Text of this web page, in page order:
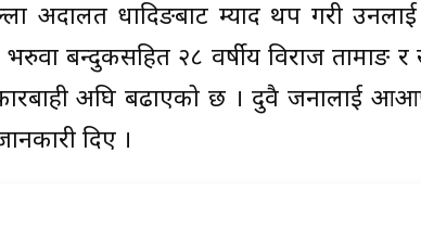
अदालत धादिङबाट म्याद थप गरी उनलाई
बन्दुकसहित २८ वर्षीय विराज तामाङ र
अघि बढाएको छ । दुवै जनालाई
दिए ।